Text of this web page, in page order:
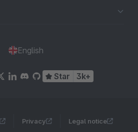
English
Star 3k+
Privacy Legal notice